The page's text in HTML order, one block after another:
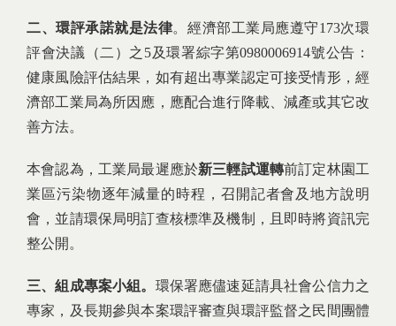
二、環評承諾就是法律。經濟部工業局應遵守173次環
評會決議（二）之5及環署綜字第0980006914號公告：
健康風險評估結果，如有超出專業認定可接受情形，經
濟部工業局為所因應，應配合進行降載、減產或其它改
善方法。
本會認為，工業局最遲應於新三輕試運轉前訂定林園工
業區污染物逐年減量的時程，召開記者會及地方說明
會，並請環保局明訂查核標準及機制，且即時將資訊完
整公開。
三、組成專案小組。 環保署應儘速延請具社會公信力之
專家，及長期參與本案環評審查與環評監督之民間團體